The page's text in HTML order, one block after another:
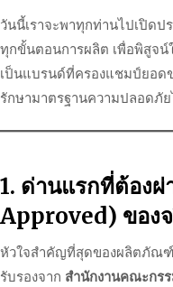
วันนี้เราจะพาทุกท่านไปเปิดป
ทุกขั้นตอนการผลิต เพื่อพิสูจน์
เป็นแบรนด์ที่ครองแชมป์ยอด
รักษามาตรฐานความปลอดภัย
1. ด่านแรกที่ต้องผ่
Approved) ของ
หัวใจสำคัญที่สุดของผลิตภัณฑ์
รับรองจาก สำนักงานคณะกร